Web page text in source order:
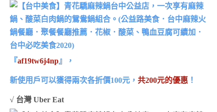
『af19tw6j4np』，
新使用戶可以獲得兩次各折價100元， 共200元的優惠 ！
√ 台灣 Uber Eat